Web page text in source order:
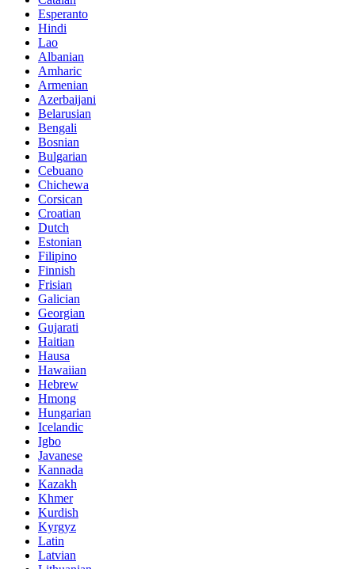
Esperanto
Hindi
Lao
Albanian
Amharic
Armenian
Azerbaijani
Belarusian
Bengali
Bosnian
Bulgarian
Cebuano
Chichewa
Corsican
Croatian
Dutch
Estonian
Filipino
Finnish
Frisian
Galician
Georgian
Gujarati
Haitian
Hausa
Hawaiian
Hebrew
Hmong
Hungarian
Icelandic
Igbo
Javanese
Kannada
Kazakh
Khmer
Kurdish
Kyrgyz
Latin
Latvian